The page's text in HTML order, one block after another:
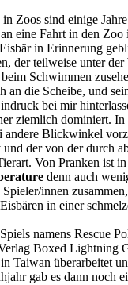
Zoos sind einige
eine Fahrt in den Zoo
in Erinnerung
der teilweise unter der
Schwimmen
an die Scheibe, und
bei mir
ziemlich dominiert.
andere Blickwinkel
der von der durch
Von Pranken ist in
denn auch
innen
in einer
namens Rescue
Boxed Lightning
in Taiwan überarbeitet
gab es dann noch